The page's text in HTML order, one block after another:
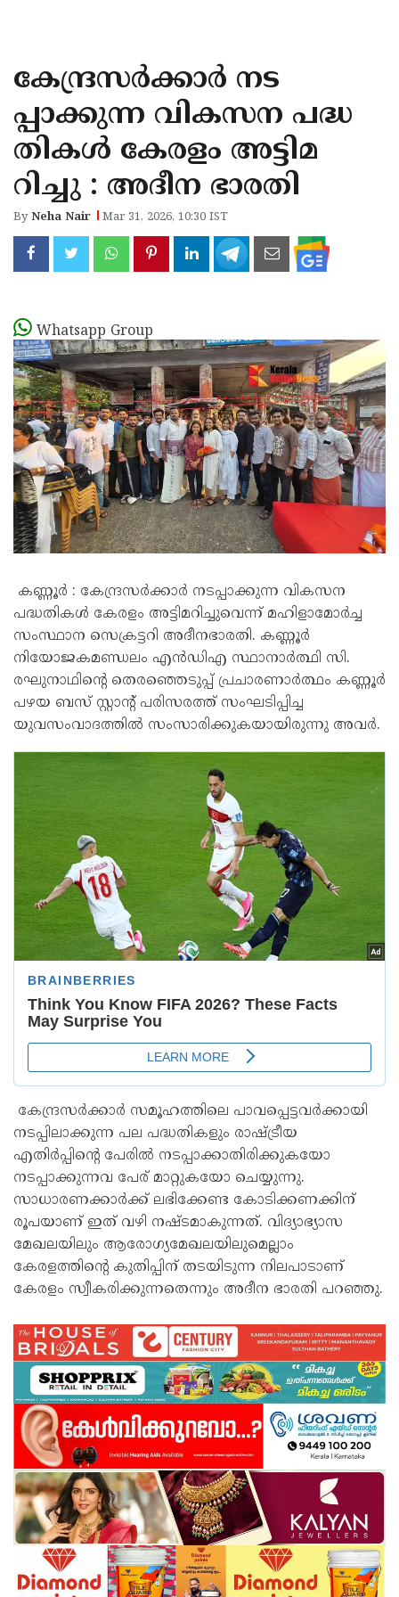
KANNUR
KASARAGOD
കേന്ദ്രസർക്കാർ നട
പ്പാക്കുന്ന വികസന പദ്ധ
തികൾ കേരളം അട്ടിമ
റിച്ചു : അദീന ഭാരതി
ByNeha Nair Mar 31, 2026, 10:30 IST
Whatsapp Group
കണ്ണൂർ : കേന്ദ്രസർക്കാർ നടപ്പാക്കുന്ന വികസന
പദ്ധതികൾ കേരളം അട്ടിമറിച്ചുവെന്ന് മഹിളാമോർച്ച
സംസ്ഥാന സെക്രട്ടറി അദീനഭാരതി. കണ്ണൂർ
നിയോജകമണ്ഡലം എൻഡിഎ സ്ഥാനാർത്ഥി സി.
രഘുനാഥിന്റെ തെരഞ്ഞെടുപ്പ് പ്രചാരണാർത്ഥം കണ്ണൂർ
പഴയ ബസ് സ്റ്റാന്റ് പരിസരത്ത് സംഘടിപ്പിച്ച
യുവസംവാദത്തിൽ സംസാരിക്കുകയായിരുന്നു അവർ.
കേന്ദ്രസർക്കാർ സമൂഹത്തിലെ പാവപ്പെട്ടവർക്കായി
നടപ്പിലാക്കുന്ന പല പദ്ധതികളും രാഷ്ട്രീയ
എതിർപ്പിന്റെ പേരിൽ നടപ്പാക്കാതിരിക്കുകയോ
നടപ്പാക്കുന്നവ പേര് മാറ്റുകയോ ചെയ്യുന്നു.
സാധാരണക്കാർക്ക് ലഭിക്കേണ്ട കോടിക്കണക്കിന്
രൂപയാണ് ഇത് വഴി നഷ്ടമാകുന്നത്. വിദ്യാഭ്യാസ
മേഖലയിലും ആരോഗ്യമേഖലയിലുമെല്ലാം
കേരളത്തിന്റെ കുതിപ്പിന് തടയിടുന്ന നിലപാടാണ്
കേരളം സ്വീകരിക്കുന്നതെന്നും അദീന ഭാരതി പറഞ്ഞു.